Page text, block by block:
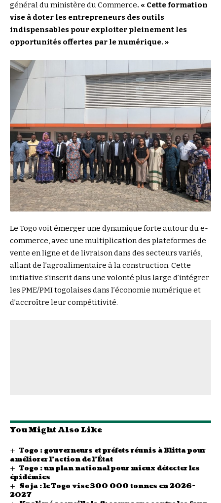
général du ministère du Commerce. « Cette formation
vise à doter les entrepreneurs des outils
indispensables pour exploiter pleinement les
opportunités offertes par le numérique. »
Le Togo voit émerger une dynamique forte autour du e-
commerce, avec une multiplication des plateformes de
vente en ligne et de livraison dans des secteurs variés,
allant de l’agroalimentaire à la construction. Cette
initiative s’inscrit dans une volonté plus large d’intégrer
les PME/PMI togolaises dans l’économie numérique et
d’accroître leur compétitivité.
You Might Also Like
Togo : gouverneurs et préfets réunis à Blitta pour
améliorer l’action de l’État
Togo : un plan national pour mieux détecter les
épidémies
Soja : le Togo vise 300 000 tonnes en 2026-
2027